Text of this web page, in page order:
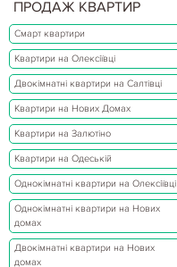
ПРОДАЖ КВАРТИР
Смарт квартири
Квартири на Олексіївці
Двокімнатні квартири на Салтівці
Квартири на Нових Домах
Квартири на Залютіно
Квартири на Одеській
Однокімнатні квартири на Олексіївці
Однокімнатні квартири на Нових
домах
Двокімнатні квартири на Нових
домах